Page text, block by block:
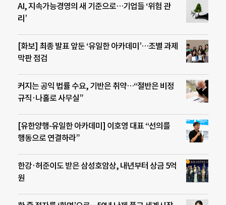
AI, 지속가능경영의 새 기준으로…기업들 ‘위험 관
리’
[화보] 최종 발표 앞둔 ‘유일한 아카데미’…조별 과제
막판 점검
커지는 공익 법률 수요, 기반은 취약…“절반은 비정
규직·나홀로 사무실”
[유한양행-유일한 아카데미] 이호영 대표 “선의를
행동으로 연결하라”
한강·허준이도 받은 삼성호암상, 내년부터 상금 5억
원